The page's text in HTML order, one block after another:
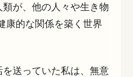
が、他の人々や生き物
康的な関係を築く世界
送っていた私は、無意